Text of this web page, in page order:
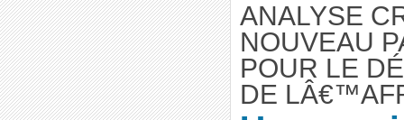
ANALYSE
NOUVEAU
POUR LE
DE